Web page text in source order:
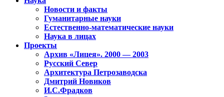
Новости и факты
Гуманитарные науки
Естественно-математические науки
Наука в лицах
Проекты
Архив «Лицея». 2000 — 2003
Русский Север
Архитектура Петрозаводска
Дмитрий Новиков
И.С.Фрадков